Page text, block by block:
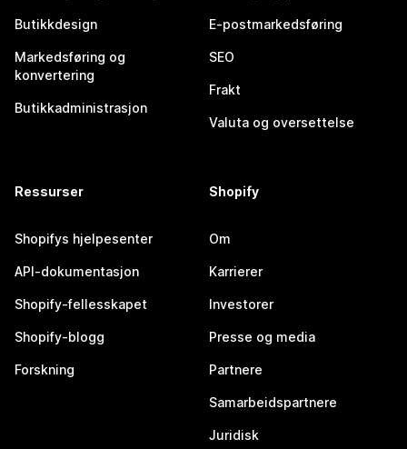
Butikkdesign
Markedsføring og
konvertering
Butikkadministrasjon
E-postmarkedsføring
SEO
Frakt
Valuta og oversettelse
Ressurser
Shopifys hjelpesenter
API-dokumentasjon
Shopify-fellesskapet
Shopify-blogg
Forskning
Shopify
Om
Karrierer
Investorer
Presse og media
Partnere
Samarbeidspartnere
Juridisk